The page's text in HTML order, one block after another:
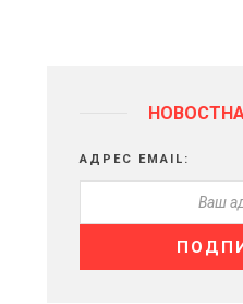
АДРЕС EMAIL: